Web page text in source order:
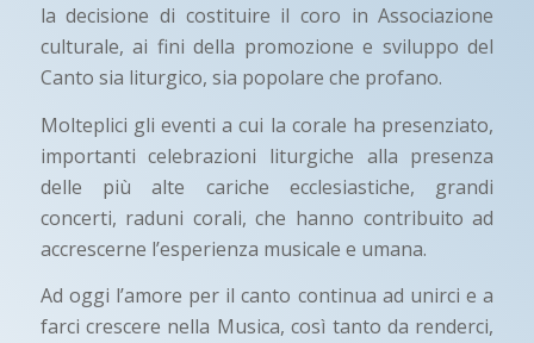
la decisione di costituire il coro in Associazione
culturale, ai fini della promozione e sviluppo del
Canto sia liturgico, sia popolare che profano.
Molteplici gli eventi a cui la corale ha presenziato,
importanti celebrazioni liturgiche alla presenza
delle più alte cariche ecclesiastiche, grandi
concerti, raduni corali, che hanno contribuito ad
accrescerne l’esperienza musicale e umana.
Ad oggi l’amore per il canto continua ad unirci e a
farci crescere nella Musica, così tanto da renderci,